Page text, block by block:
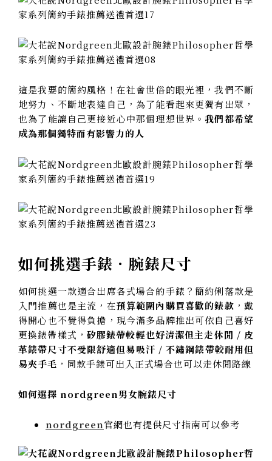
這是我要的簡約風格！在社會世俗的眼光裡，我們不斷
地努力、不斷地表達自己，為了能看起來更獨有出眾，
也為了能讓自己更接近心中那個理想世界。我們都希望
成為那個獨特而有影響力的人
如何挑選手錶．腕錶尺寸
如何挑選一款適合出席各式場合的手錶？簡約俐落款是
入門推薦也是主流，在預算範圍內購買喜歡的錶款 ，戴
得開心也不覺得負擔，現今滿多品牌推出可依自己喜好
更換錶帶樣式， 矽膠錶帶較輕也好清潔但主走休閒 / 皮
革錶帶尺寸不受限舒適但易吸汗 / 不鏽鋼錶帶較耐用但
易夾手毛 ，同款手錶可出入正式場合也可以走休閒路線
如何選擇 nordgreen男女腕錶尺寸
nordgreen官網也有提供尺寸指南可以參考